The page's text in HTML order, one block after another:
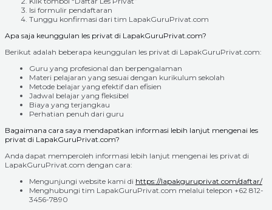
Isi formulir pendaftaran
Tunggu konfirmasi dari tim LapakGuruPrivat.com
Apa saja keunggulan les privat di LapakGuruPrivat.com?
Berikut adalah beberapa keunggulan les privat di LapakGuruPrivat.com:
Guru yang profesional dan berpengalaman
Materi pelajaran yang sesuai dengan kurikulum sekolah
Metode belajar yang efektif dan efisien
Jadwal belajar yang fleksibel
Biaya yang terjangkau
Perhatian penuh dari guru
Bagaimana cara saya mendapatkan informasi lebih lanjut mengenai les
privat di LapakGuruPrivat.com?
Anda dapat memperoleh informasi lebih lanjut mengenai les privat di
LapakGuruPrivat.com dengan cara:
Mengunjungi website kami di https://lapakguruprivat.com/daftar/
Menghubungi tim LapakGuruPrivat.com melalui telepon +62 812-
3456-7890